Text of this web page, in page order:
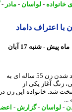
- لواسان-مادر -
داماد
9 ماه پیش - شنبه 17 آبان
پاییز امسال گزارش ناپدید شدن زن 55 ساله ای به
آغاز یکی از
شد. خانواده این زن در
-گزارش -اعضای